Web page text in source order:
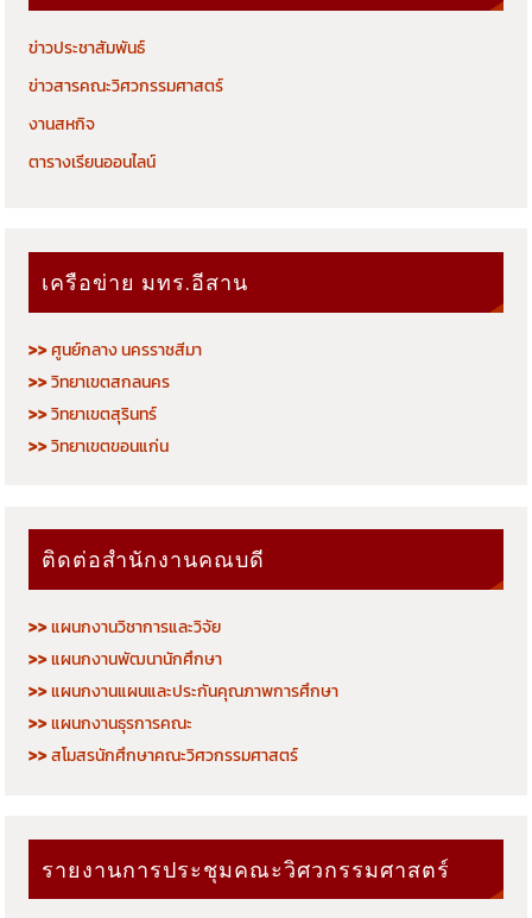
ข่าวประชาสัมพันธ์
ข่าวสารคณะวิศวกรรมศาสตร์
งานสหกิจ
ตารางเรียนออนไลน์
เครือข่าย มทร.อีสาน
>>ศูนย์กลาง นครราชสีมา
>>วิทยาเขตสกลนคร
>>วิทยาเขตสุรินทร์
>>วิทยาเขตขอนแก่น
ติดต่อสำนักงานคณบดี
>>แผนกงานวิชาการและวิจัย
>>แผนกงานพัฒนานักศึกษา
>>แผนกงานแผนและประกันคุณภาพการศึกษา
>>แผนกงานธุรการคณะ
>>สโมสรนักศึกษาคณะวิศวกรรมศาสตร์
รายงานการประชุมคณะวิศวกรรมศาสตร์